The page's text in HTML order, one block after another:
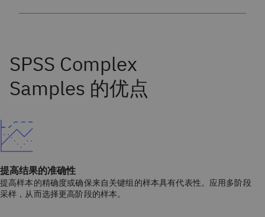
提高结果的准确性
提高样本的精确度或确保来自关键组的样本具有代表性。应用多阶段
采样，从而选择更高阶段的样本。